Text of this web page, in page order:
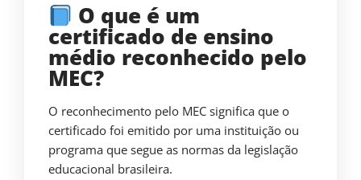
O que é um
certificado de ensino
médio reconhecido pelo
MEC?
O reconhecimento pelo MEC significa que o
certificado foi emitido por uma instituição ou
programa que segue as normas da legislação
educacional brasileira.